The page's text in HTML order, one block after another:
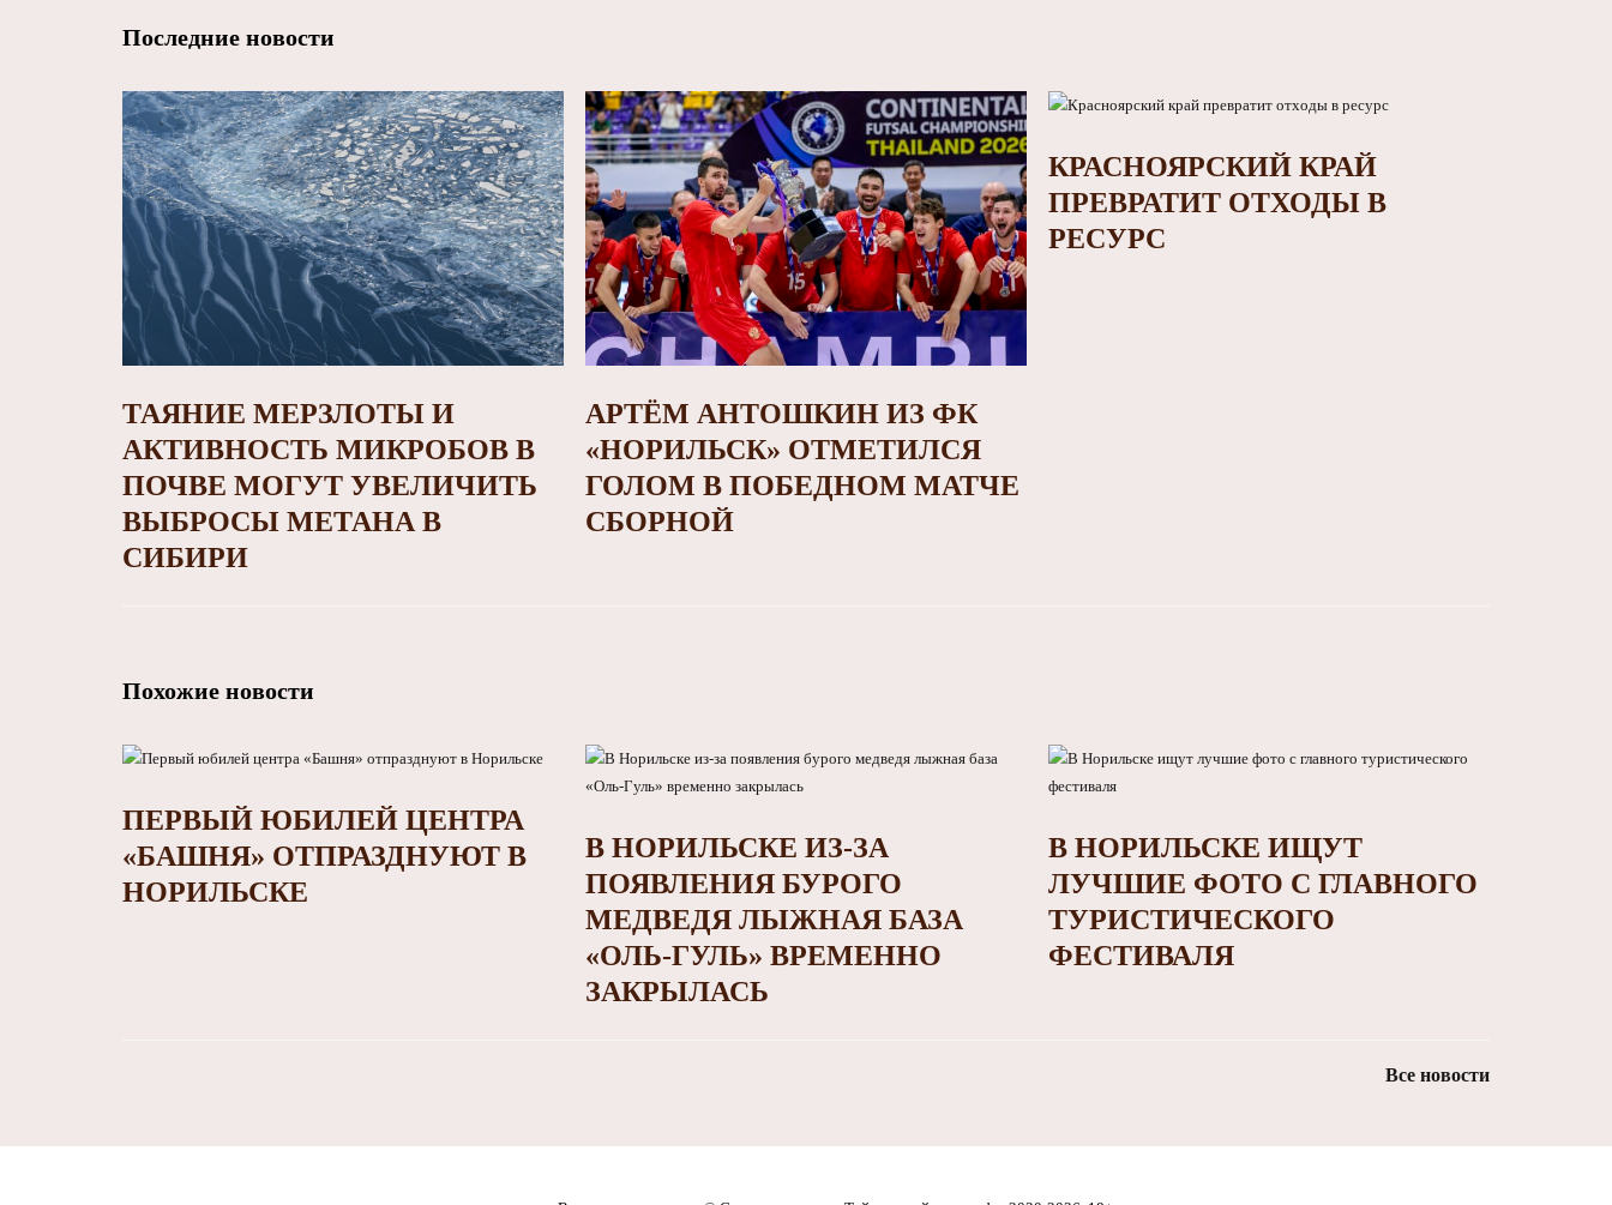
Последние новости
ТАЯНИЕ МЕРЗЛОТЫ И
АКТИВНОСТЬ МИКРОБОВ В
ПОЧВЕ МОГУТ УВЕЛИЧИТЬ
ВЫБРОСЫ МЕТАНА В
СИБИРИ
АРТЁМ АНТОШКИН ИЗ ФК
«НОРИЛЬСК» ОТМЕТИЛСЯ
ГОЛОМ В ПОБЕДНОМ МАТЧЕ
СБОРНОЙ
КРАСНОЯРСКИЙ КРАЙ
ПРЕВРАТИТ ОТХОДЫ В
РЕСУРС
Похожие новости
ПЕРВЫЙ ЮБИЛЕЙ ЦЕНТРА
«БАШНЯ» ОТПРАЗДНУЮТ В
НОРИЛЬСКЕ
В НОРИЛЬСКЕ ИЗ-ЗА
ПОЯВЛЕНИЯ БУРОГО
МЕДВЕДЯ ЛЫЖНАЯ БАЗА
«ОЛЬ-ГУЛЬ» ВРЕМЕННО
ЗАКРЫЛАСЬ
В НОРИЛЬСКЕ ИЩУТ
ЛУЧШИЕ ФОТО С ГЛАВНОГО
ТУРИСТИЧЕСКОГО
ФЕСТИВАЛЯ
Все новости